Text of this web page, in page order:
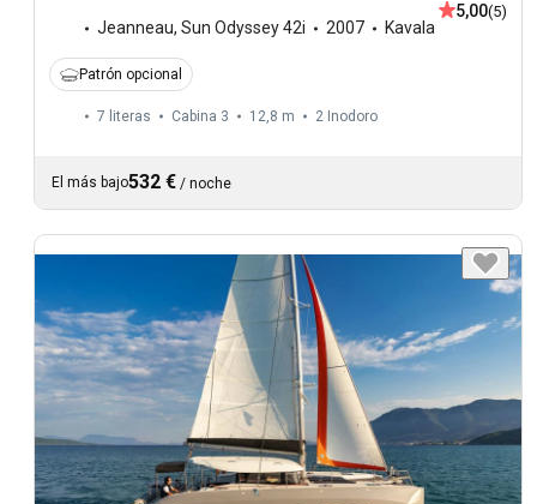
Jeanneau, Sun Odyssey 42i 2007 Kavala
5,00(5)
Patrón opcional
7 literas Cabina 3 12,8 m 2 Inodoro
El más bajo532 € / noche